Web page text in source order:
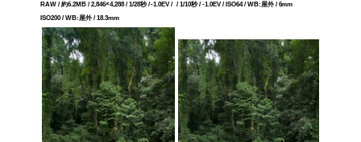
RAW / 約6.2MB / 2,846×4,288 / 1/28秒 / -1.0EV /
ISO200 / WB:屋外 / 18.3mm
/ 1/10秒 / -1.0EV / ISO64 / WB:屋外 / 6mm